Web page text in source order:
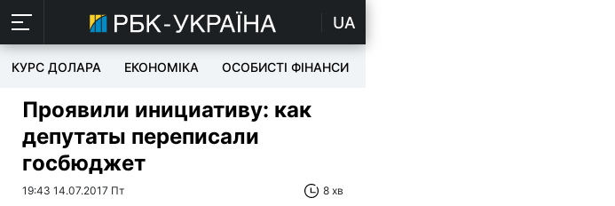
UA
КУРС ДОЛАРА ЕКОНОМІКА ОСОБИСТІ ФІНАНСИ
Проявили инициативу: как
депутаты переписали
госбюджет
19:43 14.07.2017 Пт 8 хв